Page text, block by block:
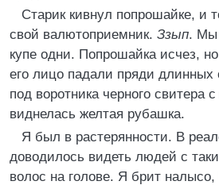
Старик кивнул попрошайке, и
свой валютоприемник. Ззып. Мы
купе одни. Попрошайка исчез,
его лицо падали пряди
под воротника черного свитера
виднелась желтая рубашка.
Я был в растерянности. В
доводилось видеть людей с
волос на голове. Я брит